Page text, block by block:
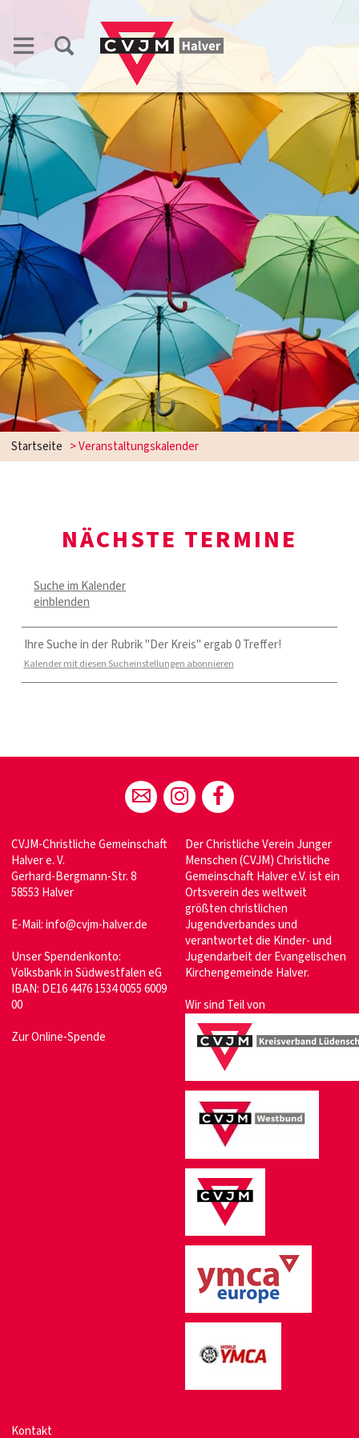
Startseite > Veranstaltungskalender
NÄCHSTE TERMINE
Suche im Kalender
einblenden
Ihre Suche in der Rubrik "Der Kreis" ergab 0 Treffer!
Kalender mit diesen Sucheinstellungen abonnieren
CVJM-Christliche Gemeinschaft
Halver e. V.
Gerhard-Bergmann-Str. 8
58553 Halver
E-Mail:info@cvjm-halver.de
Unser Spendenkonto:
Volksbank in Südwestfalen eG
IBAN: DE16 4476 1534 0055 6009
00
Zur Online-Spende
Der Christliche Verein Junger
Menschen (CVJM) Christliche
Gemeinschaft Halver e.V. ist ein
Ortsverein des weltweit
größten christlichen
Jugendverbandes und
verantwortet die Kinder- und
Jugendarbeit der Evangelischen
Kirchengemeinde Halver.
Wir sind Teil von
Kontakt